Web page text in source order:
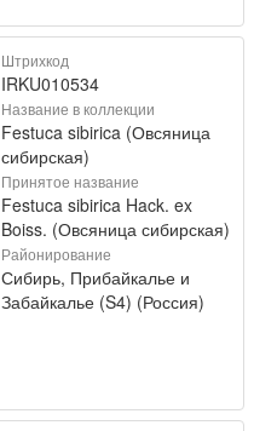
Штрихкод
IRKU010534
Название в коллекции
Festuca sibirica (Овсяница
сибирская)
Принятое название
Festuca sibirica Hack. ex
Boiss. (Овсяница сибирская)
Районирование
Сибирь, Прибайкалье и
Забайкалье (S4) (Россия)